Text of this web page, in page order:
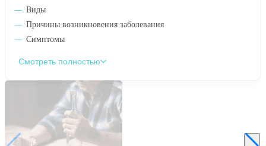
Виды
Причины возникновения заболевания
Симптомы
Смотреть полностью